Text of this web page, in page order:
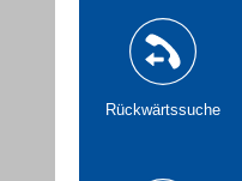
Rückwärtssuche